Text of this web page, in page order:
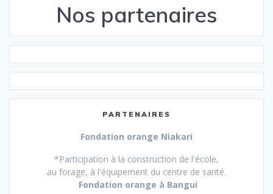
Nos partenaires
PARTENAIRES
Fondation orange Niakari
*Participation à la construction de l'école,
au forage, à l'équipement du centre de santé.
Fondation orange à Bangui